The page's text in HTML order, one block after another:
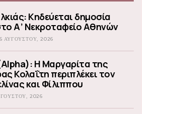
Κηδεύεται δημοσία
Α’ Νεκροταφείο Αθηνών
6 ΑΥΓΟΎΣΤΟΥ, 2026
Η Μαργαρίτα της
Κολαΐτη περιπλέκει τον
και Φίλιππου
2026